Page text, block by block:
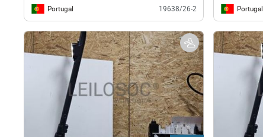
Portugal 19638/26-2 Portugal